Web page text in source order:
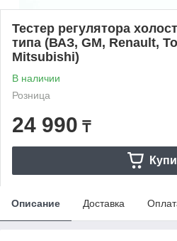
Тестер регулятора
типа (ВАЗ, GM, Renault,
Mitsubishi)
В наличии
Розница
24 990 ₸
Описание Доставка